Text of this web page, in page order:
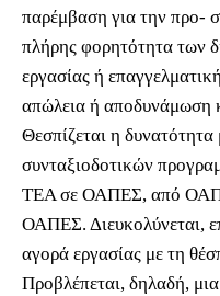
παρέμβαση για την προ-
πλήρης φορητότητα των
εργασίας ή
απώλεια ή αποδυνάμωση
Θεσπίζεται η
συνταξιοδοτικών
ΤΕΑ σε ΟΑΠΕΣ, από
ΟΑΠΕΣ. Διευκολύνεται,
αγορά εργασίας με τη
Προβλέπεται, δηλαδή,